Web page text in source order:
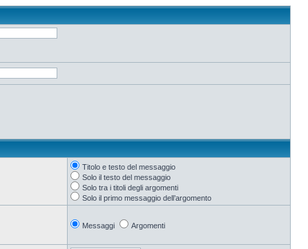
Titolo e testo del messaggio
Solo il testo del messaggio
Solo tra i titoli degli argomenti
Solo il primo messaggio dell’argomento
Messaggi Argomenti